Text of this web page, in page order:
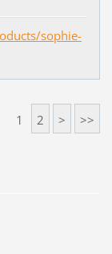
sophie-
1 2 > >>